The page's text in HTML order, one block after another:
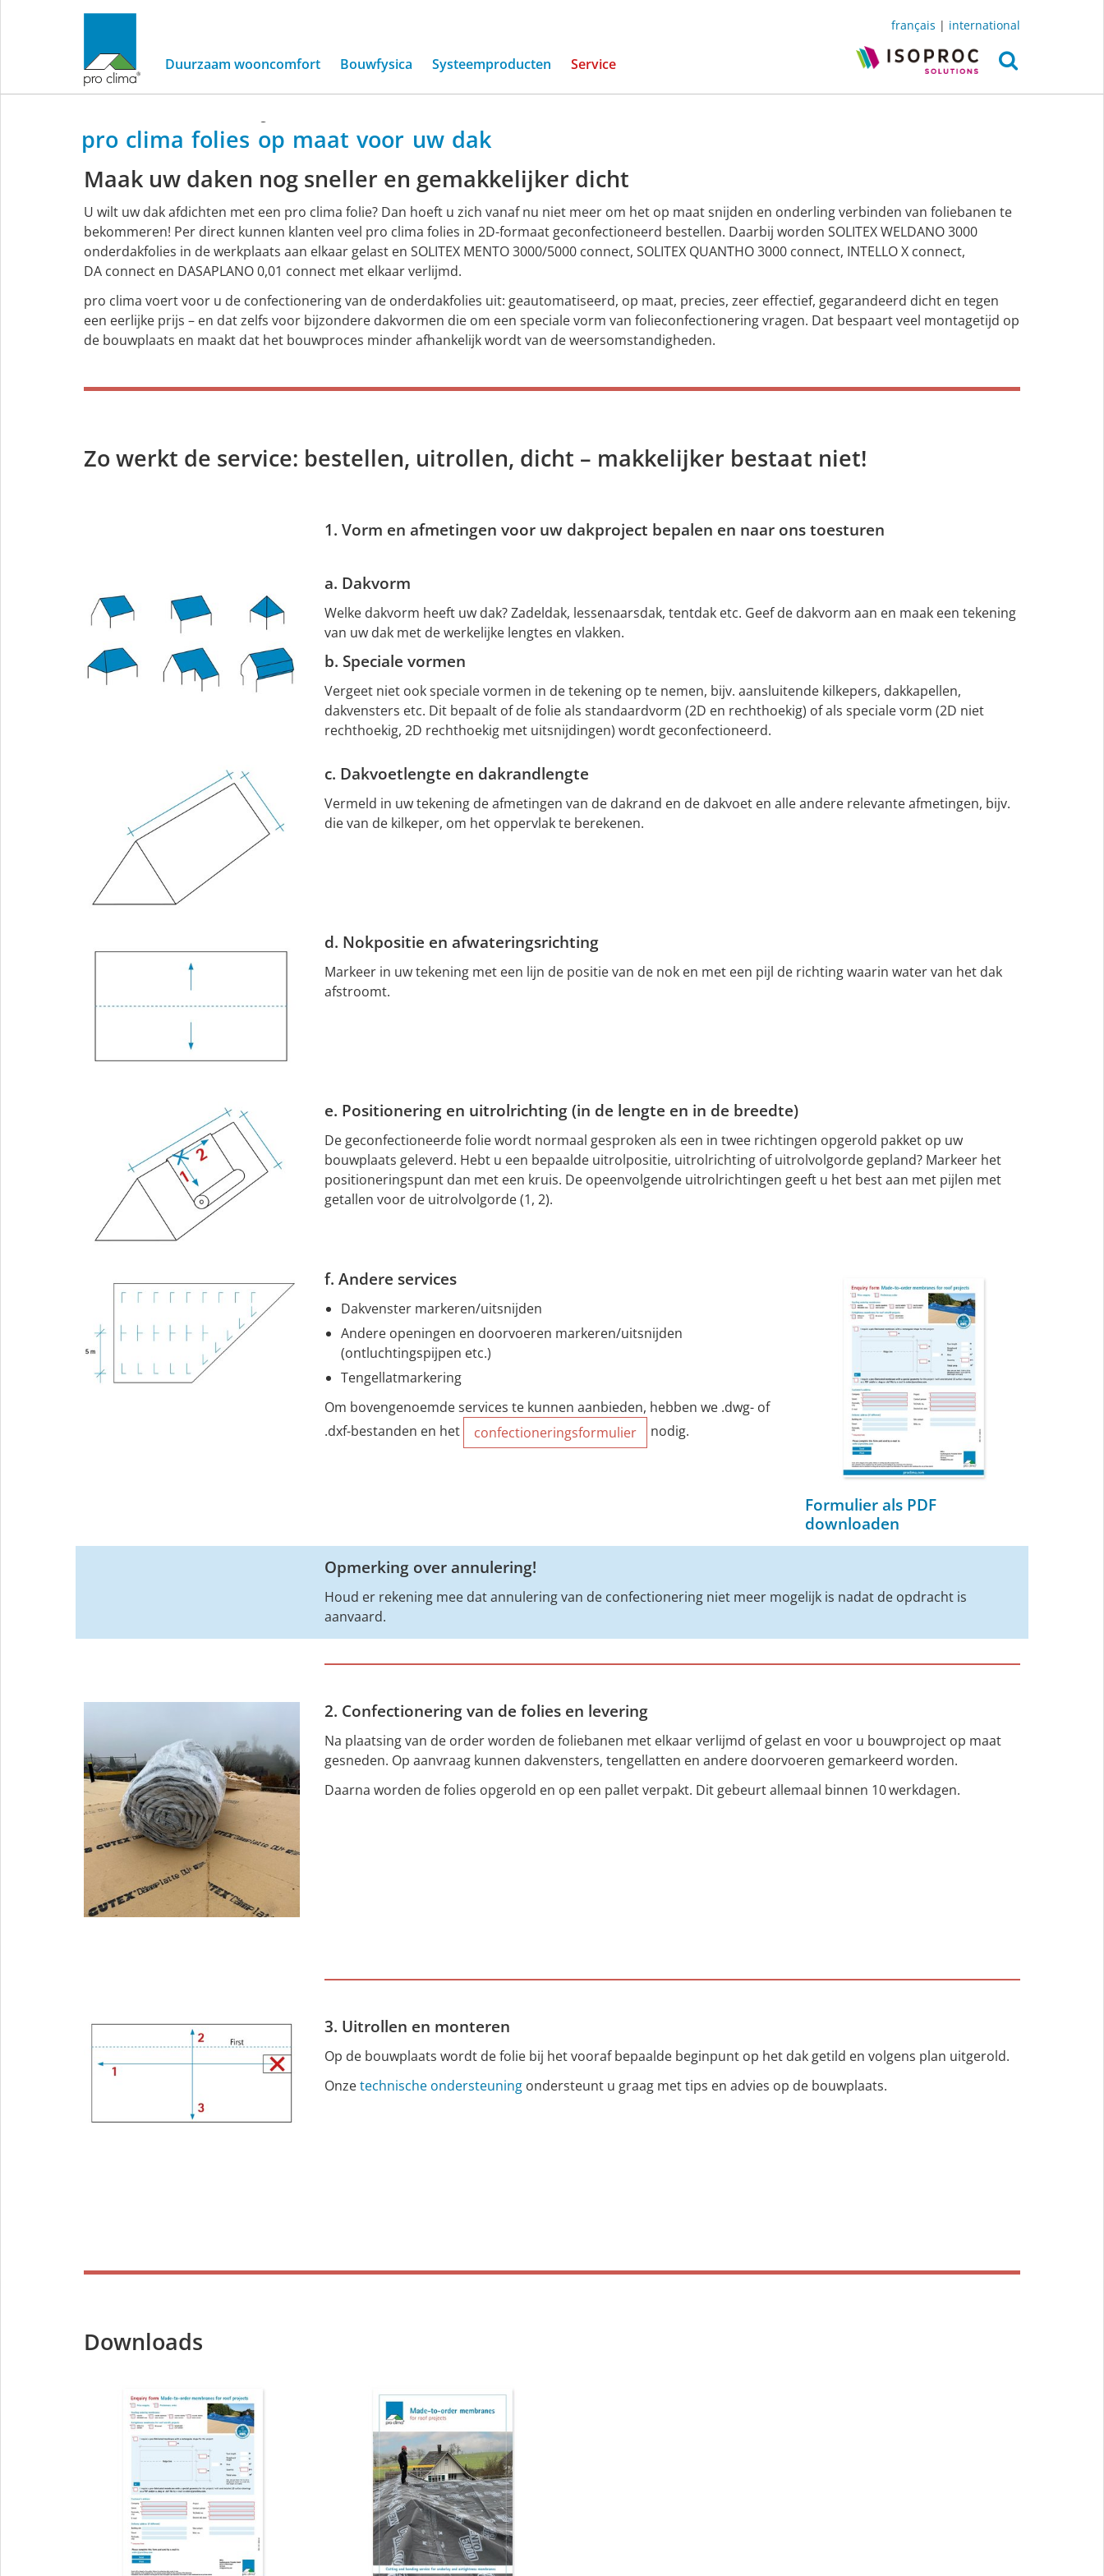
français | international
Duurzaam wooncomfort Bouwfysica Systeemproducten Service
Confectioneringsservice
Confectioneringsservice
voor onderdakfolies
pro clima folies op maat voor uw dak
Maak uw daken nog sneller en gemakkelijker dicht
U wilt uw dak afdichten met een pro clima folie? Dan hoeft u zich vanaf nu niet meer om het op maat snijden en onderling verbinden van foliebanen te
bekommeren! Per direct kunnen klanten veel pro clima folies in 2D-formaat geconfectioneerd bestellen. Daarbij worden SOLITEX WELDANO 3000
onderdakfolies in de werkplaats aan elkaar gelast en SOLITEX MENTO 3000/5000 connect, SOLITEX QUANTHO 3000 connect, INTELLO X connect,
DA connect en DASAPLANO 0,01 connect met elkaar verlijmd.
pro clima voert voor u de confectionering van de onderdakfolies uit: geautomatiseerd, op maat, precies, zeer effectief, gegarandeerd dicht en tegen
een eerlijke prijs – en dat zelfs voor bijzondere dakvormen die om een speciale vorm van folieconfectionering vragen. Dat bespaart veel montagetijd op
de bouwplaats en maakt dat het bouwproces minder afhankelijk wordt van de weersomstandigheden.
Zo werkt de service: bestellen, uitrollen, dicht – makkelijker bestaat niet!
1. Vorm en afmetingen voor uw dakproject bepalen en naar ons toesturen
a. Dakvorm
Welke dakvorm heeft uw dak? Zadeldak, lessenaarsdak, tentdak etc. Geef de dakvorm aan en maak een tekening
van uw dak met de werkelijke lengtes en vlakken. ‎
b. Speciale vormen
Vergeet niet ook speciale vormen in de tekening op te nemen, bijv. aansluitende kilkepers, dakkapellen,
dakvensters etc. Dit bepaalt of de folie als standaardvorm (2D en rechthoekig) of als speciale vorm (2D niet
rechthoekig, 2D rechthoekig met uitsnijdingen) wordt geconfectioneerd.
c. Dakvoetlengte en dakrandlengte
Vermeld in uw tekening de afmetingen van de dakrand en de dakvoet en alle andere relevante afmetingen, bijv.
die van de kilkeper, om het oppervlak te berekenen.
d. Nokpositie en afwateringsrichting
Markeer in uw tekening met een lijn de positie van de nok en met een pijl de richting waarin water van het dak
afstroomt.
e. Positionering en uitrolrichting (in de lengte en in de breedte)
De geconfectioneerde folie wordt normaal gesproken als een in twee richtingen opgerold pakket op uw
bouwplaats geleverd. Hebt u een bepaalde uitrolpositie, uitrolrichting of uitrolvolgorde gepland? Markeer het
positioneringspunt dan met een kruis. De opeenvolgende uitrolrichtingen geeft u het best aan met pijlen met
getallen voor de uitrolvolgorde (1, 2).
f. Andere services
Dakvenster markeren/uitsnijden
Andere openingen en doorvoeren markeren/uitsnijden
(ontluchtingspijpen etc.)
Tengellatmarkering
Om bovengenoemde services te kunnen aanbieden, hebben we .dwg- of
.dxf-bestanden en het
confectioneringsformulier nodig.
Formulier als PDF
downloaden
Opmerking over annulering!
Houd er rekening mee dat annulering van de confectionering niet meer mogelijk is nadat de opdracht is
aanvaard.
2. Confectionering van de folies en levering
Na plaatsing van de order worden de foliebanen met elkaar verlijmd of gelast en voor u bouwproject op maat
gesneden. Op aanvraag kunnen dakvensters, tengellatten en andere doorvoeren gemarkeerd worden.
Daarna worden de folies opgerold en op een pallet verpakt. Dit gebeurt allemaal binnen 10 werkdagen.
3. Uitrollen en monteren
Op de bouwplaats wordt de folie bij het vooraf bepaalde beginpunt op het dak getild en volgens plan uitgerold.
Onzetechnische ondersteuningondersteunt u graag met tips en advies op de bouwplaats.
Downloads